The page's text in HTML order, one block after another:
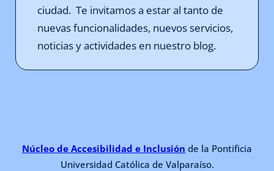
ciudad. Te invitamos a estar al tanto de
nuevas funcionalidades, nuevos servicios,
noticias y actividades en nuestro blog.
Núcleo de Accesibilidad e Inclusión de la Pontificia
Universidad Católica de Valparaíso.